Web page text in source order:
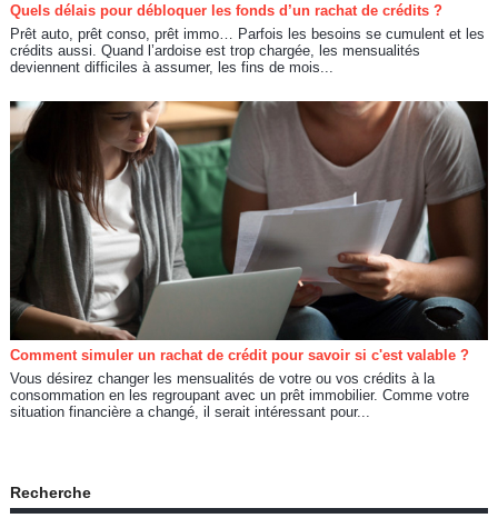
Quels délais pour débloquer les fonds d’un rachat de crédits ?
Prêt auto, prêt conso, prêt immo… Parfois les besoins se cumulent et les
crédits aussi. Quand l’ardoise est trop chargée, les mensualités
deviennent difficiles à assumer, les fins de mois...
Comment simuler un rachat de crédit pour savoir si c'est valable ?
Vous désirez changer les mensualités de votre ou vos crédits à la
consommation en les regroupant avec un prêt immobilier. Comme votre
situation financière a changé, il serait intéressant pour...
Recherche